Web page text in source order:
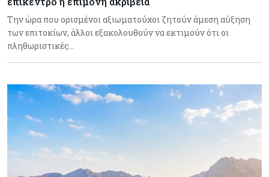
Την ώρα που ορισμένοι αξιωματούχοι ζητούν άμεση αύξηση
των επιτοκίων, άλλοι εξακολουθούν να εκτιμούν ότι οι
πληθωριστικές…